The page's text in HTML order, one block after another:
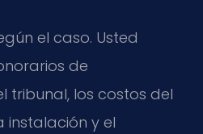
el caso. Usted
de
tribunal, los costos del
instalación y el